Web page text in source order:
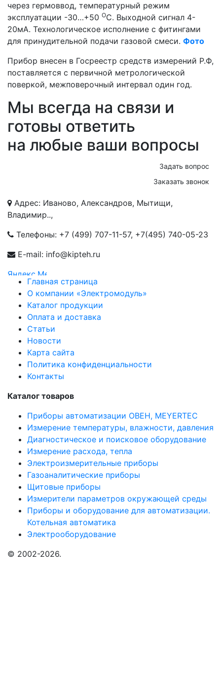
через гермоввод, температурный режим
эксплуатации -30…+50 ОС. Выходной сигнал 4-
20мА. Технологическое исполнение с фитингами
для принудительной подачи газовой смеси. Фото
Прибор внесен в Госреестр средств измерений Р.Ф,
поставляется с первичной метрологической
поверкой, межповерочный интервал один год.
Мы всегда на связи и
готовы ответить
на любые ваши вопросы
Задать вопрос
Заказать звонок
Адрес: Иваново, Александров, Мытищи,
Владимир..,
Телефоны: +7 (499) 707-11-57, +7(495) 740-05-23
E-mail: info@kipteh.ru
Главная страница
О компании «Электромодуль»
Каталог продукции
Оплата и доставка
Статьи
Новости
Карта сайта
Политика конфиденциальности
Контакты
Каталог товаров
Приборы автоматизации ОВЕН, MEYERTEC
Измерение температуры, влажности, давления
Диагностическое и поисковое оборудование
Измерение расхода, тепла
Электроизмерительные приборы
Газоаналитические приборы
Щитовые приборы
Измерители параметров окружающей среды
Приборы и оборудование для автоматизации.
Котельная автоматика
Электрооборудование
© 2002-2026.